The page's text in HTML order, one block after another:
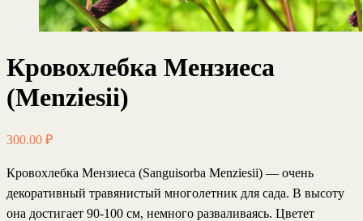
Кровохлебка Мензиеса
(Menziesii)
300.00 ₽
Кровохлебка Мензиеса (Sanguisorba Menziesii) — очень
декоративный травянистый многолетник для сада. В высоту
она достигает 90-100 см, немного разваливаясь. Цветет